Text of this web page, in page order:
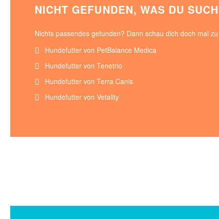
NICHT GEFUNDEN, WAS DU
Nichts passendes gefunden? Dann schau dich doch mal
Hundefutter von PetBalance Medica
Hundefutter von Tenetrio
Hundefutter von Terra Canis
Hundefutter von Vetality